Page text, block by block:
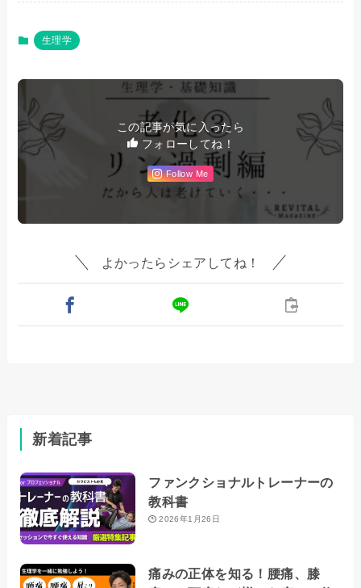
生理学
この記事が気に入ったら
フォローしてね！
Follow Me
よかったらシェアしてね！
新着記事
ファンクショナルトレーナーの
教科書
2026年1月26日
痛みの正体を知る！腰痛、膝